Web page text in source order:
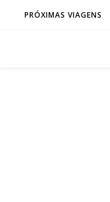
PRÓXIMAS VIAGENS